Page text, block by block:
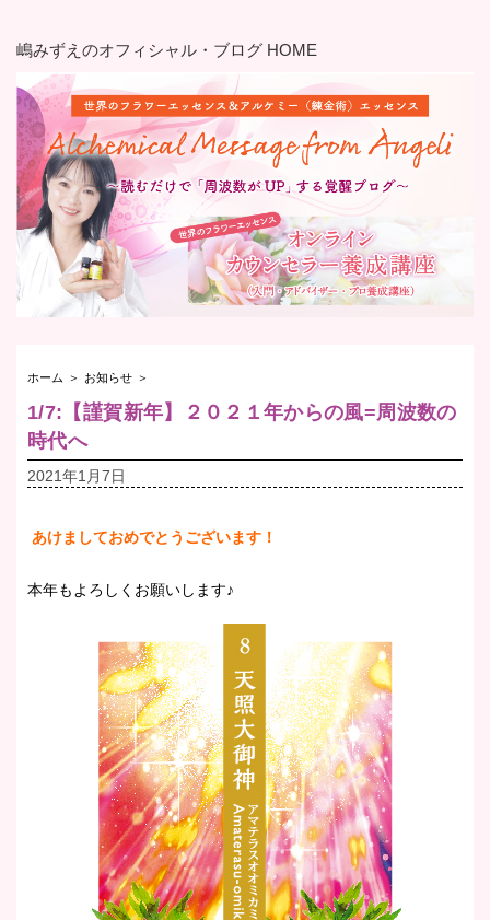
嶋みずえのオフィシャル・ブログ HOME
ホーム ＞ お知らせ ＞
1/7:【謹賀新年】２０２１年からの風=周波数の
時代へ
2021年1月7日
あけましておめでとうございます！
本年もよろしくお願いします♪